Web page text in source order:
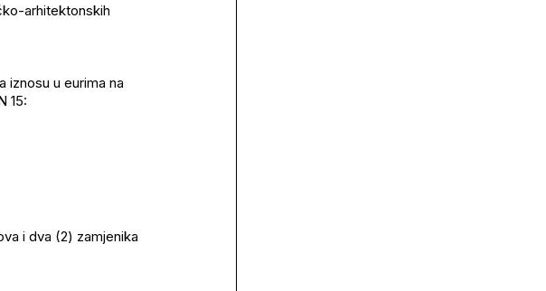
arhitektonskih
iznosu u eurima na
15:
i dva (2) zamjenika